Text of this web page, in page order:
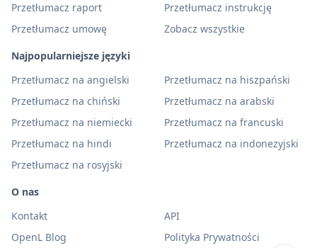
Przetłumacz raport
Przetłumacz instrukcję
Przetłumacz umowę
Zobacz wszystkie
Najpopularniejsze języki
Przetłumacz na angielski
Przetłumacz na hiszpański
Przetłumacz na chiński
Przetłumacz na arabski
Przetłumacz na niemiecki
Przetłumacz na francuski
Przetłumacz na hindi
Przetłumacz na indonezyjski
Przetłumacz na rosyjski
O nas
Kontakt
API
OpenL Blog
Polityka Prywatności